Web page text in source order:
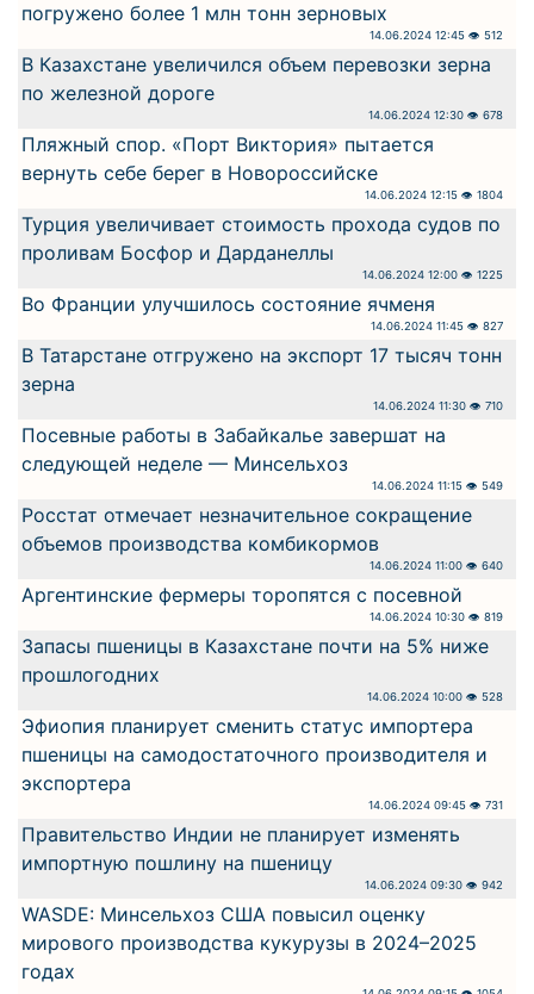
погружено более 1 млн тонн зерновых
14.06.2024 12:45 👁 512
В Казахстане увеличился объем перевозки зерна
по железной дороге
14.06.2024 12:30 👁 678
Пляжный спор. «Порт Виктория» пытается
вернуть себе берег в Новороссийске
14.06.2024 12:15 👁 1804
Турция увеличивает стоимость прохода судов по
проливам Босфор и Дарданеллы
14.06.2024 12:00 👁 1225
Во Франции улучшилось состояние ячменя
14.06.2024 11:45 👁 827
В Татарстане отгружено на экспорт 17 тысяч тонн
зерна
14.06.2024 11:30 👁 710
Посевные работы в Забайкалье завершат на
следующей неделе — Минсельхоз
14.06.2024 11:15 👁 549
Росстат отмечает незначительное сокращение
объемов производства комбикормов
14.06.2024 11:00 👁 640
Аргентинские фермеры торопятся с посевной
14.06.2024 10:30 👁 819
Запасы пшеницы в Казахстане почти на 5% ниже
прошлогодних
14.06.2024 10:00 👁 528
Эфиопия планирует сменить статус импортера
пшеницы на самодостаточного производителя и
экспортера
14.06.2024 09:45 👁 731
Правительство Индии не планирует изменять
импортную пошлину на пшеницу
14.06.2024 09:30 👁 942
WASDE: Минсельхоз США повысил оценку
мирового производства кукурузы в 2024–2025
годах